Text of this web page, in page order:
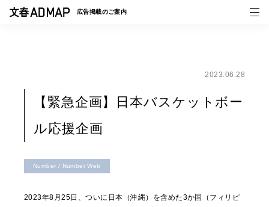
広告掲載のご案内
事例一覧
2023.06.28
【緊急企画】日本バスケットボー
ル応援企画
Number / Number Web
2023年8月25日、ついに日本（沖縄）を含めた3か国（フィリピ